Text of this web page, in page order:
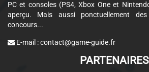
PC et consoles (PS4, Xbox One et
aperçu. Mais aussi ponctuellement
concours...
E-mail :contact@game-guide.fr
PARTENAIRES